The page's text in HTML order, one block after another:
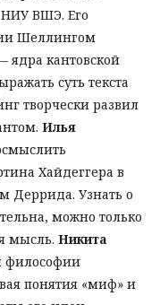
ВШЭ. Его
Шеллингом
ядра кантовской
суть текста
творчески развил
Илья
Хайдеггера в
Деррида. Узнать о
можно только
мысль. Никита
философии
понятия «миф» и